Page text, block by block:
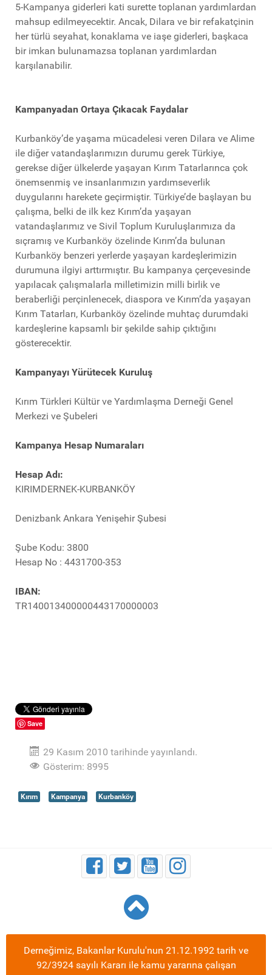
5-Kampanya giderleri kati surette toplanan yardımlardan
mahsup edilmeyecektir. Ancak, Dilara ve bir refakatçinin
her türlü seyahat, konaklama ve iaşe giderleri, başkaca
bir imkan bulunamazsa toplanan yardımlardan
karşılanabilir.
Kampanyadan Ortaya Çıkacak Faydalar
Kurbanköy’de yaşama mücadelesi veren Dilara ve Alime
ile diğer vatandaşlarımızın durumu gerek Türkiye,
gerekse diğer ülkelerde yaşayan Kırım Tatarlarınca çok
önemsenmiş ve insanlarımızın yardımseverlik
duygularını harekete geçirmiştir. Türkiye’de başlayan bu
çalışma, belki de ilk kez Kırım’da yaşayan
vatandaşlarımız ve Sivil Toplum Kuruluşlarımıza da
sıçramış ve Kurbanköy özelinde Kırım’da bulunan
Kurbanköy benzeri yerlerde yaşayan kardeşlerimizin
durumuna ilgiyi arttırmıştır. Bu kampanya çerçevesinde
yapılacak çalışmalarla milletimizin milli birlik ve
beraberliği perçinlenecek, diaspora ve Kırım’da yaşayan
Kırım Tatarları, Kurbanköy özelinde muhtaç durumdaki
kardeşlerine kapsamlı bir şekilde sahip çıktığını
gösterecektir.
Kampanyayı Yürütecek Kuruluş
Kırım Türkleri Kültür ve Yardımlaşma Derneği Genel
Merkezi ve Şubeleri
Kampanya Hesap Numaraları
Hesap Adı:
KIRIMDERNEK-KURBANKÖY
Denizbank Ankara Yenişehir Şubesi
Şube Kodu: 3800
Hesap No : 4431700-353
IBAN:
TR140013400000443170000003
Save
29 Kasım 2010 tarihinde yayınlandı.
Gösterim: 8995
Kırım Kampanya Kurbanköy
Derneğimiz, Bakanlar Kurulu'nun 21.12.1992 tarih ve
92/3924 sayılı Kararı ile kamu yararına çalışan